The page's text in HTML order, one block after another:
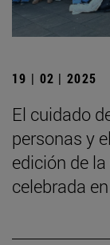
19 | 02 | 2025
El cuidado
personas y
edición de
celebrada